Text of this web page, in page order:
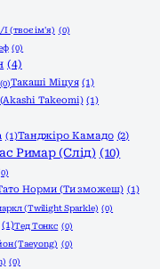
І (твоє ім'я) (0)
(0)
(4)
(0)Такаші Міцуя (1)
Takeomi) (1)
(1)Танджіро Камадо (2)
Римар (Слід) (10)
Норми (Ти зможеш) (1)
(Twilight Sparkle) (0)
(1)Тед Тонкс (0)
(Taeyong) (0)
(0)